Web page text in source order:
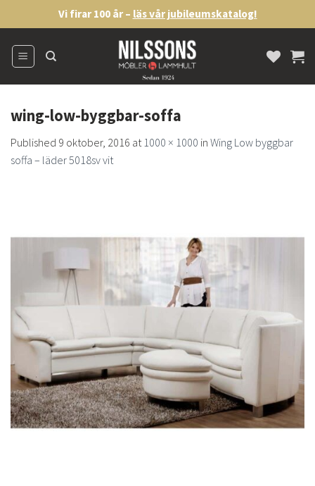
to
content
Vi firar 100 år – läs vår jubileumskatalog!
wing-low-byggbar-soffa
Published 9 oktober, 2016 at1000 × 1000 in Wing Low byggbar
soffa – läder 5018sv vit